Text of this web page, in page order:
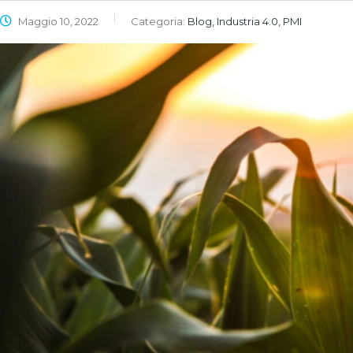
Maggio 10, 2022 Categoria: Blog, Industria 4.0, PMI